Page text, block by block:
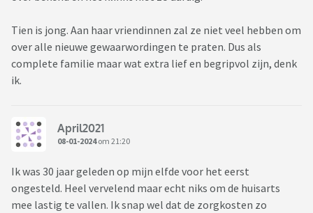
Tien is jong. Aan haar vriendinnen zal ze niet veel hebben om
over alle nieuwe gewaarwordingen te praten. Dus als
complete familie maar wat extra lief en begripvol zijn, denk
ik.
April2021
08-01-2024om 21:20
Ik was 30 jaar geleden op mijn elfde voor het eerst
ongesteld. Heel vervelend maar echt niks om de huisarts
mee lastig te vallen. Ik snap wel dat de zorgkosten zo